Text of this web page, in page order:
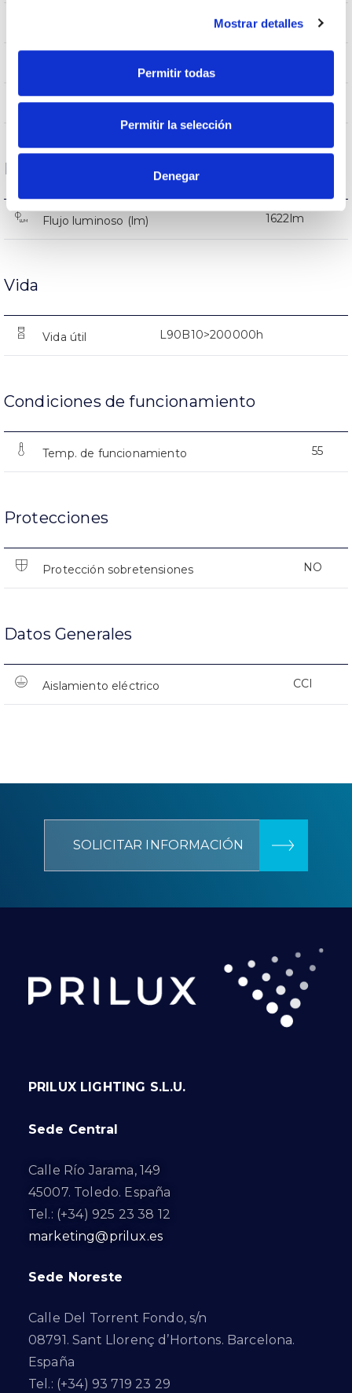
Mostrar detalles
Permitir todas
Permitir la selección
Denegar
IP66
Cuerpo AL iap
Rendimiento
Flujo luminoso (lm) 1622lm
Vida
Vida útil L90B10>200000h
Condiciones de funcionamiento
Temp. de funcionamiento 55
Protecciones
Protección sobretensiones NO
Datos Generales
Aislamiento eléctrico CCI
SOLICITAR INFORMACIÓN
PRILUX LIGHTING S.L.U.
Sede Central
Calle Río Jarama, 149
45007. Toledo. España
Tel.: (+34) 925 23 38 12
marketing@prilux.es
Sede Noreste
Calle Del Torrent Fondo, s/n
08791. Sant Llorenç d’Hortons. Barcelona.
España
Tel.: (+34) 93 719 23 29